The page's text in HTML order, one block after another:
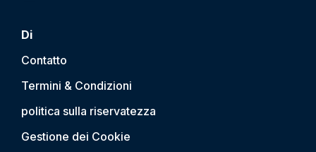
Di
Contatto
Termini & Condizioni
politica sulla riservatezza
Gestione dei Cookie